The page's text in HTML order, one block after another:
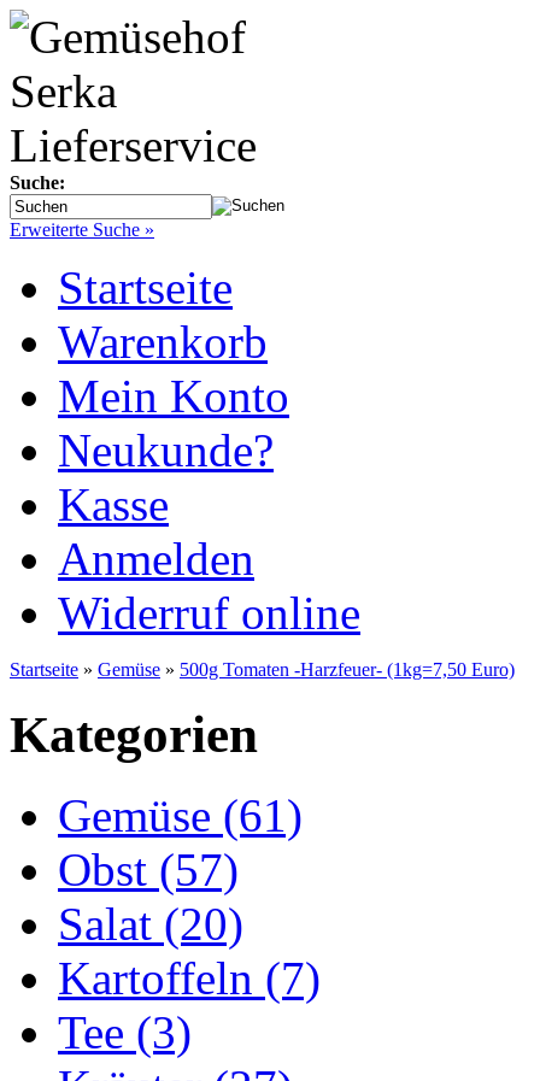
Suche:
Erweiterte Suche »
Startseite
Warenkorb
Mein Konto
Neukunde?
Kasse
Anmelden
Widerruf online
Startseite » Gemüse » 500g Tomaten -Harzfeuer- (1kg=7,50 Euro)
Kategorien
Gemüse (61)
Obst (57)
Salat (20)
Kartoffeln (7)
Tee (3)